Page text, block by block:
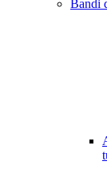
Bandi